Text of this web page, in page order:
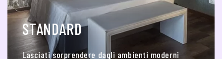
STANDARD
Lasciati sorprendere dagli ambienti moderni